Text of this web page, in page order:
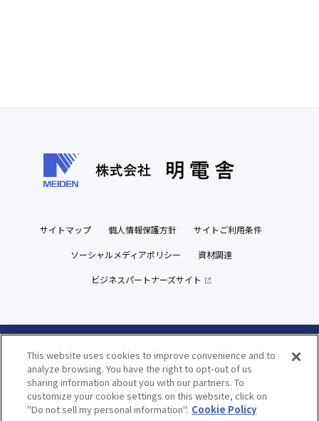
サイトマップ 個人情報保護方針 サイトご利用条件
ソーシャルメディアポリシー 資材調達
ビジネスパートナーズサイト
Copyright(c) MEIDENSHA CORPORATION All Rights Reserved.
This website uses cookies to improve convenience and to
analyze browsing. You have the right to opt-out of us
sharing information about you with our partners. To
customize your cookie settings on this website, click on
"Do not sell my personal information". Cookie Policy